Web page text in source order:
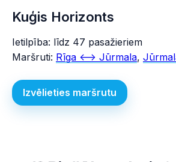
Kuģis Horizonts
Ietilpība: līdz 47 pasažieriem
Maršruti: Rīga <--> Jūrmala,
Izvēlieties maršrutu